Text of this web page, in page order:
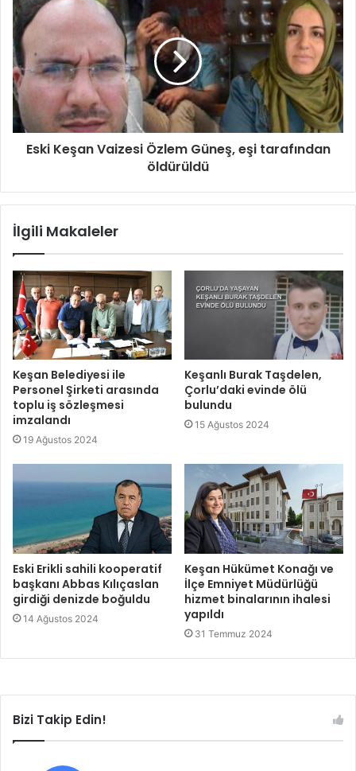
Eski Keşan Vaizesi Özlem Güneş, eşi tarafından
öldürüldü
İlgili Makaleler
Keşan Belediyesi ile
Personel Şirketi arasında
toplu iş sözleşmesi
imzalandı
19 Ağustos 2024
Keşanlı Burak Taşdelen,
Çorlu’daki evinde ölü
bulundu
15 Ağustos 2024
Eski Erikli sahili kooperatif
başkanı Abbas Kılıçaslan
girdiği denizde boğuldu
14 Ağustos 2024
Keşan Hükümet Konağı ve
İlçe Emniyet Müdürlüğü
hizmet binalarının ihalesi
yapıldı
31 Temmuz 2024
Bizi Takip Edin!